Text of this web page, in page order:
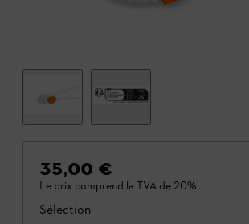
35,00 €
Le prix comprend la TVA de 20%.
Sélection